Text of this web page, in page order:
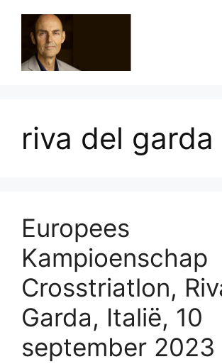
inhoud
riva del garda
Europees
Kampioenschap
Crosstriatlon,
Garda, Italië, 10
september 2023